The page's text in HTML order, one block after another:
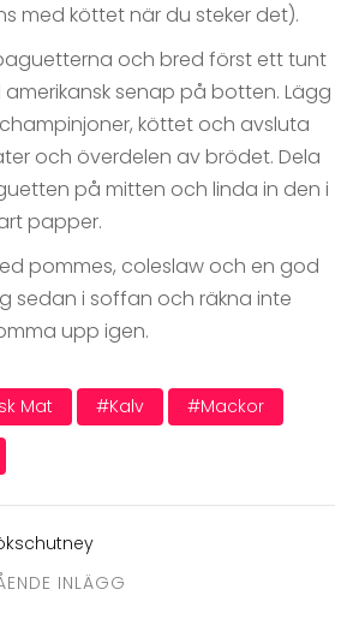
med köttet när du steker det).
och bred först ett tunt
senap på botten. Lägg
köttet och avsluta
och överdelen av brödet. Dela
på mitten och linda in den i
papper.
pommes, coleslaw och en god
sedan i soffan och räkna inte
upp igen.
Mat #kalv #mackor
INLÄGG